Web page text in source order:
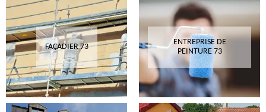
FAÇADIER 73
ENTREPRISE DE
PEINTURE 73